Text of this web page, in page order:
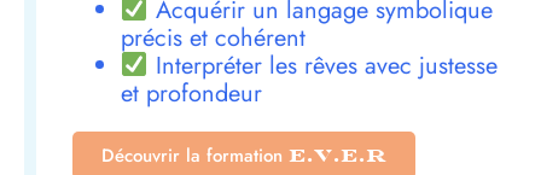
Acquérir un langage symbolique
précis et cohérent
Interpréter les rêves avec justesse
et profondeur
Découvrir la formation E.V.E.R